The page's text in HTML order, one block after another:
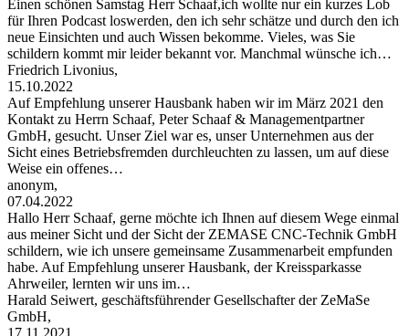
Einen schönen Samstag Herr Schaaf,ich wollte nur ein kurzes Lob
für Ihren Podcast loswerden, den ich sehr schätze und durch den ich
neue Einsichten und auch Wissen bekomme. Vieles, was Sie
schildern kommt mir leider bekannt vor. Manchmal wünsche ich…
Friedrich Livonius,
15.10.2022
Auf Empfehlung unserer Hausbank haben wir im März 2021 den
Kontakt zu Herrn Schaaf, Peter Schaaf & Managementpartner
GmbH, gesucht. Unser Ziel war es, unser Unternehmen aus der
Sicht eines Betriebsfremden durchleuchten zu lassen, um auf diese
Weise ein offenes…
anonym,
07.04.2022
Hallo Herr Schaaf, gerne möchte ich Ihnen auf diesem Wege einmal
aus meiner Sicht und der Sicht der ZEMASE CNC-Technik GmbH
schildern, wie ich unsere gemeinsame Zusammenarbeit empfunden
habe. Auf Empfehlung unserer Hausbank, der Kreissparkasse
Ahrweiler, lernten wir uns im…
Harald Seiwert, geschäftsführender Gesellschafter der ZeMaSe
GmbH,